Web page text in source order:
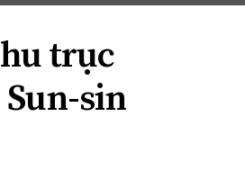
chính - Ngân
tế vĩ mô
trục
sin